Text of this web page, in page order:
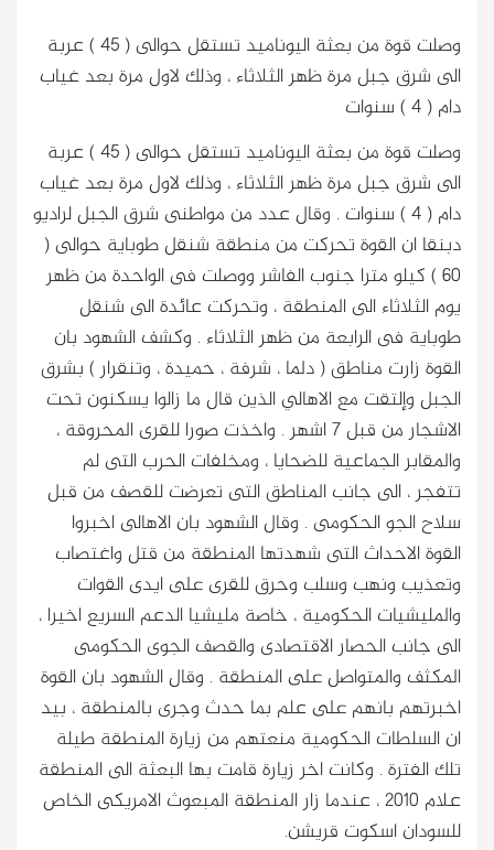
وصلت قوة من بعثة اليوناميد تستقل حوالى ( 45 ) عربة
الى شرق جبل مرة ظهر الثلاثاء ، وذلك لاول مرة بعد غياب
دام ( 4 ) سنوات
وصلت قوة من بعثة اليوناميد تستقل حوالى ( 45 ) عربة
الى شرق جبل مرة ظهر الثلاثاء ، وذلك لاول مرة بعد غياب
دام ( 4 ) سنوات
. وقال عدد من مواطنى شرق الجبل لراديو
دبنقا ان القوة تحركت من منطقة شنقل طوباية حوالى (
60 ) كيلو مترا جنوب الفاشر ووصلت فى الواحدة من ظهر
يوم الثلاثاء الى المنطقة ، وتحركت عائدة الى شنقل
طوباية فى الرابعة من ظهر الثلاثاء . وكشف الشهود بان
القوة زارت مناطق ( دلما ، شرفة ، حميدة ، وتنقرار ) بشرق
الجبل وإلتقت مع الاهالي الذين قال ما زالوا يسكنون تحت
الاشجار من قبل 7 اشهر . واخذت صورا للقرى المحروقة ،
والمقابر الجماعية للضحايا ، ومخلفات الحرب التى لم
تتفجر ، الى جانب المناطق التى تعرضت للقصف من قبل
سلاح الجو الحكومى . وقال الشهود بان الاهالى اخبروا
القوة الاحداث التى شهدتها المنطقة من قتل واغتصاب
وتعذيب ونهب وسلب وحرق للقرى على ايدى القوات
والمليشيات الحكومية ، خاصة مليشيا الدعم السريع اخيرا ،
الى جانب الحصار الاقتصادى والقصف الجوى الحكومى
المكثف والمتواصل على المنطقة . وقال الشهود بان القوة
اخبرتهم بانهم على علم بما حدث وجرى بالمنطقة ، بيد
ان السلطات الحكومية منعتهم من زيارة المنطقة طيلة
تلك الفترة . وكانت اخر زيارة قامت بها البعثة الى المنطقة
علام 2010 ، عندما زار المنطقة المبعوث الامريكى الخاص
للسودان اسكوت قريشن.